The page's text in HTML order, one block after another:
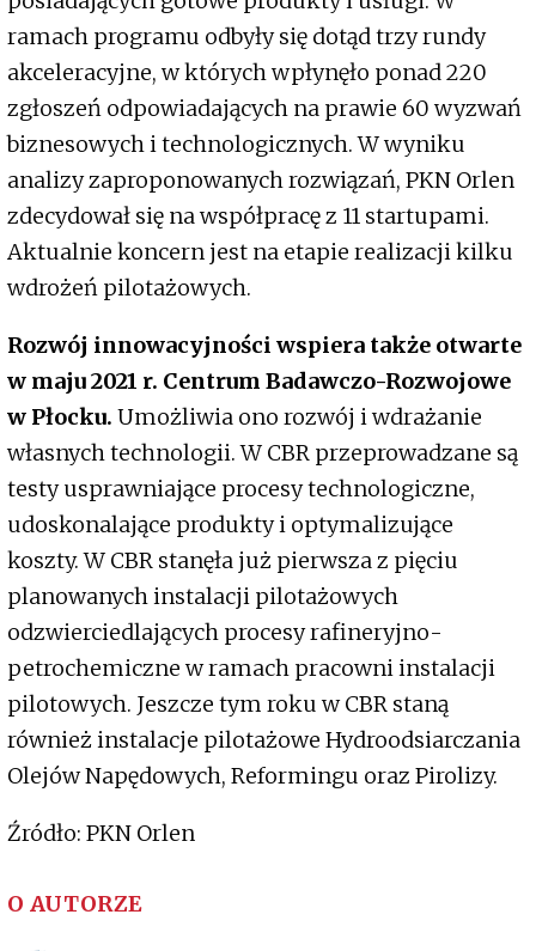
ramach programu odbyły się dotąd trzy rundy
akceleracyjne, w których wpłynęło ponad 220
zgłoszeń odpowiadających na prawie 60 wyzwań
biznesowych i technologicznych. W wyniku
analizy zaproponowanych rozwiązań, PKN Orlen
zdecydował się na współpracę z 11 startupami.
Aktualnie koncern jest na etapie realizacji kilku
wdrożeń pilotażowych.
Rozwój innowacyjności wspiera także otwarte
w maju 2021 r. Centrum Badawczo-Rozwojowe
w Płocku. Umożliwia ono rozwój i wdrażanie
własnych technologii. W CBR przeprowadzane są
testy usprawniające procesy technologiczne,
udoskonalające produkty i optymalizujące
koszty. W CBR stanęła już pierwsza z pięciu
planowanych instalacji pilotażowych
odzwierciedlających procesy rafineryjno-
petrochemiczne w ramach pracowni instalacji
pilotowych. Jeszcze tym roku w CBR staną
również instalacje pilotażowe Hydroodsiarczania
Olejów Napędowych, Reformingu oraz Pirolizy.
Źródło: PKN Orlen
O AUTORZE